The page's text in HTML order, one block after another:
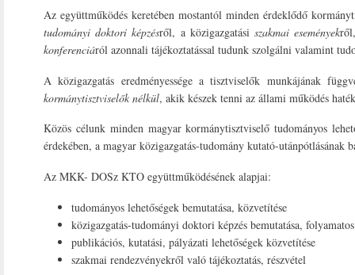
Az együttműködés keretében mostantól minden érdeklődő
tudományi doktori képzésről, a közigazgatásiszakmai események
konferenciáról azonnali tájékoztatással tudunk szolgálni valamint
A közigazgatás eredményessége a tisztviselők munkájának
kormánytisztviselők nélkül, akik készek tenni az állami működés
Közös célunk minden magyar kormánytisztviselő tudományos
érdekében, a magyar közigazgatás-tudomány kutató-utánpótlásának
Az MKK- DOSz KTO együttműködésének alapjai:
tudományos lehetőségek bemutatása, közvetítése
közigazgatás-tudományi doktori képzés bemutatása,
publikációs, kutatási, pályázati lehetőségek közvetítése
szakmai rendezvényekről való tájékoztatás, részvétel